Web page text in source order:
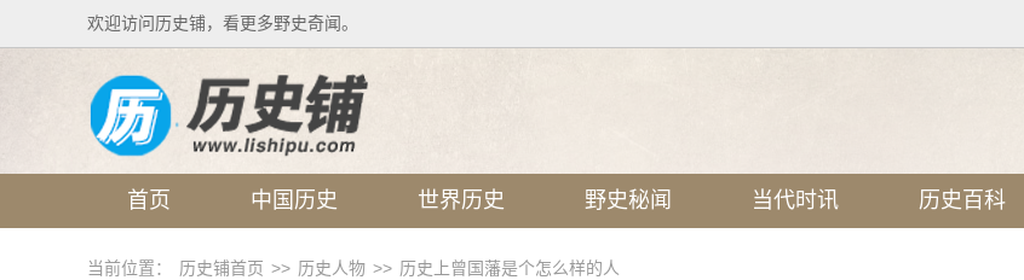
欢迎访问历史铺，看更多野史奇闻。
首页 中国历史 世界历史 野史秘闻 当代时讯 历史百科
当前位置： 历史铺首页 >> 历史人物 >> 历史上曾国藩是个怎么样的人